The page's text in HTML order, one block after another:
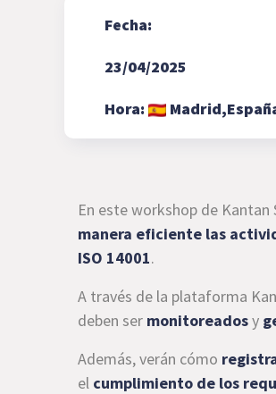
Fecha:
23/04/2025
Hora: Madrid,
En este workshop de
manera eficiente las
ISO 14001.
A través de la plataforma
deben ser monitoreadosy
Además, verán cómo
el cumplimiento de los